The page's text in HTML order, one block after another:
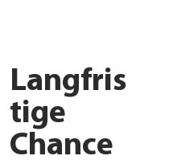
Langfris
tige
Chance